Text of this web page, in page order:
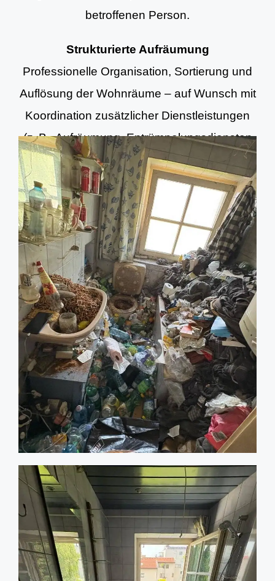
betroffenen Person.
Strukturierte Aufräumung
Professionelle Organisation, Sortierung und
Auflösung der Wohnräume – auf Wunsch mit
Koordination zusätzlicher Dienstleistungen
(z. B. Aufräumung, Entrümpelungsdiensten
und Grundreinigung).